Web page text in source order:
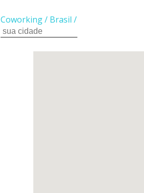
Coworking/ Brasil /